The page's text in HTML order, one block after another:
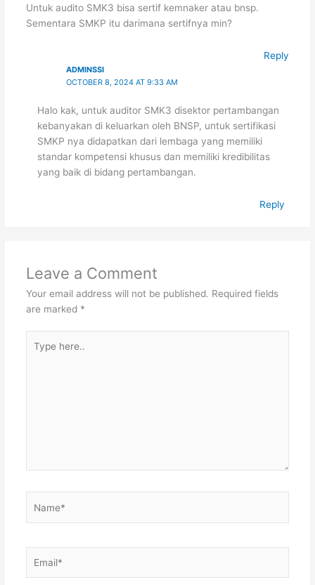
Untuk audito SMK3 bisa sertif kemnaker atau bnsp.
Sementara SMKP itu darimana sertifnya min?
Reply
ADMINSSI
OCTOBER 8, 2024 AT 9:33 AM
Halo kak, untuk auditor SMK3 disektor pertambangan
kebanyakan di keluarkan oleh BNSP, untuk sertifikasi
SMKP nya didapatkan dari lembaga yang memiliki
standar kompetensi khusus dan memiliki kredibilitas
yang baik di bidang pertambangan.
Reply
Leave a Comment
Your email address will not be published. Required fields
are marked *
here..